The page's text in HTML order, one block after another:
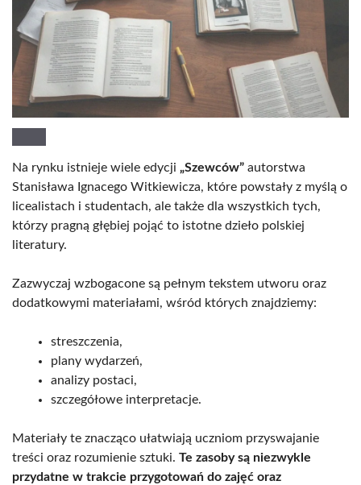
Na rynku istnieje wiele edycji „Szewców” autorstwa
Stanisława Ignacego Witkiewicza, które powstały z myślą o
licealistach i studentach, ale także dla wszystkich tych,
którzy pragną głębiej pojąć to istotne dzieło polskiej
literatury.
Zazwyczaj wzbogacone są pełnym tekstem utworu oraz
dodatkowymi materiałami, wśród których znajdziemy:
streszczenia,
plany wydarzeń,
analizy postaci,
szczegółowe interpretacje.
Materiały te znacząco ułatwiają uczniom przyswajanie
treści oraz rozumienie sztuki. Te zasoby są niezwykle
przydatne w trakcie przygotowań do zajęć oraz